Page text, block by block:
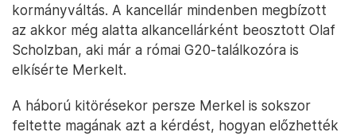
kormányváltás. A kancellár mindenben megbízott
az akkor még alatta alkancellárként beosztott Olaf
Scholzban, aki már a római G20-találkozóra is
elkísérte Merkelt.
A háború kitörésekor persze Merkel is sokszor
feltette magának azt a kérdést, hogyan előzhették